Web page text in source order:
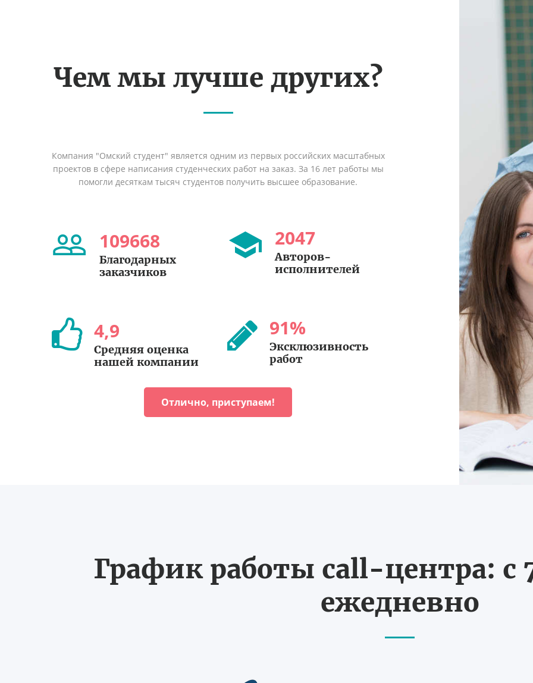
Чем мы лучше других?
Компания "Омский студент" является одним из первых российских масштабных
проектов в сфере написания студенческих работ на заказ. За 16 лет работы мы
помогли десяткам тысяч студентов получить высшее образование.
109668
Благодарных
заказчиков
2047
Авторов-
исполнителей
4,9
Средняя оценка
нашей компании
91%
Эксклюзивность
работ
Отлично, приступаем!
График работы call-центра: с
ежедневно